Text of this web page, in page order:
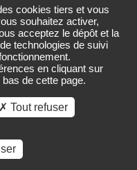
cookies tiers et vous
souhaitez activer,
acceptez le dépôt et la
technologies de suivi
en cliquant sur
bas de cette page.
✗ Tout refuser